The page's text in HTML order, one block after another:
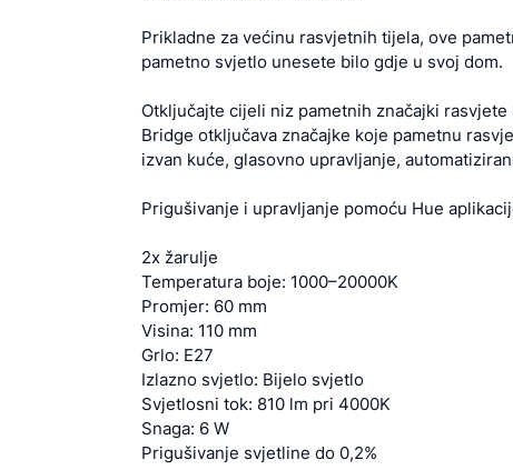
Prikladne za većinu rasvjetnih tijela, ove
pametno svjetlo unesete bilo gdje u svoj dom.
Otključajte cijeli niz pametnih značajki rasvjete
Bridge otključava značajke koje pametnu
izvan kuće, glasovno upravljanje,
Prigušivanje i upravljanje pomoću Hue
2x žarulje
Temperatura boje: 1000–20000K
Promjer: 60 mm
Visina: 110 mm
Grlo: E27
Izlazno svjetlo: Bijelo svjetlo
Svjetlosni tok: 810 lm pri 4000K
Snaga: 6 W
Prigušivanje svjetline do 0,2%